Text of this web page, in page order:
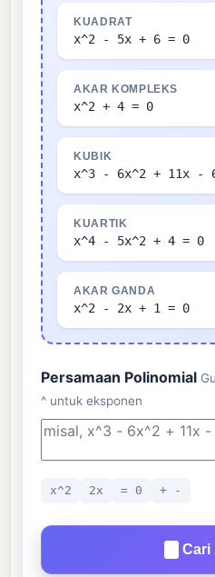
KUADRAT
x^2 - 5x + 6 = 0
AKAR KOMPLEKS
x^2 + 4 = 0
KUBIK
x^3 - 6x^2 + 11x -
KUARTIK
x^4 - 5x^2 + 4 = 0
AKAR GANDA
x^2 - 2x + 1 = 0
Persamaan Polinomial
^ untuk eksponen
x^2 2x = 0 + -
Cari